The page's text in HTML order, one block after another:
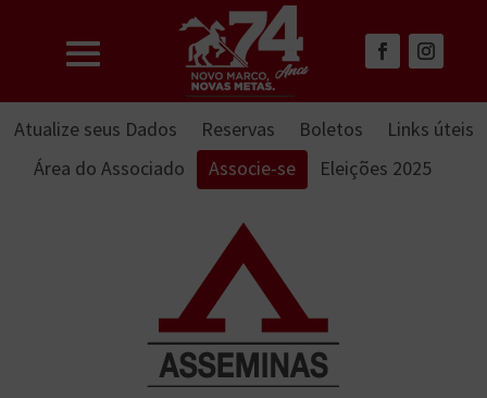
Atualize seus Dados Reservas Boletos
Links úteis
Área do Associado
Associe-se Eleições 2025